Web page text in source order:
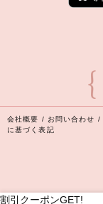
割引クーポンGET!
会社概要 / お問い合わせ /
に基づく表記